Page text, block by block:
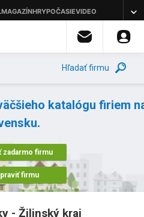
Hľadať firmu
katalógu firiem
zadarmo firmu
firmu
- Žilinský kraj